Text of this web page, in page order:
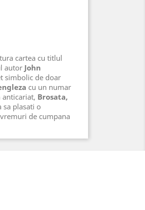
cartea cu titlul
autor John
simbolic de doar
cu un numar
anticariat, Brosata,
sa plasati o
de cumpana